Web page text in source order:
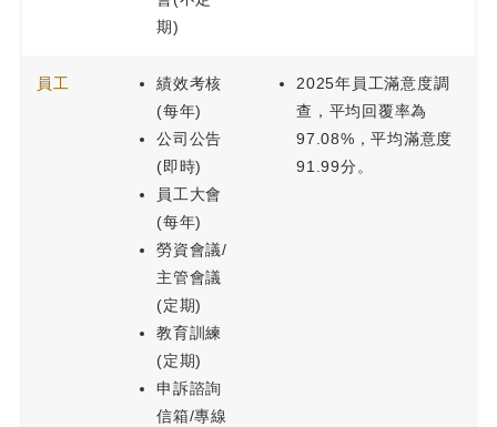
期)
員工
績效考核
(每年)
公司公告
(即時)
員工大會
(每年)
勞資會議/
主管會議
(定期)
教育訓練
(定期)
申訴諮詢
信箱/專線
2025年員工滿意度調
查，平均回覆率為
97.08%，平均滿意度
91.99分。